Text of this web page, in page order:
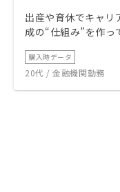
出産や育休でキャリ
成の“仕組み”を作っ
購入時データ
20代 / 金融機関勤務